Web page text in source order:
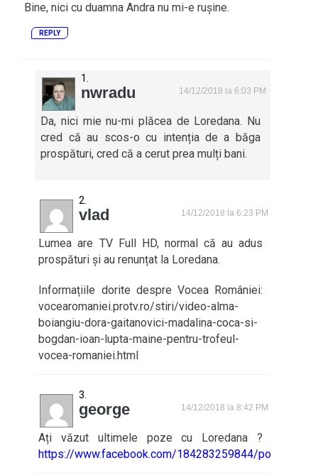
Bine, nici cu duamna Andra nu mi-e rușine.
REPLY
nwradu 14/12/2018 la 6:03 PM
Da, nici mie nu-mi plăcea de Loredana. Nu
cred că au scos-o cu intenția de a băga
prospături, cred că a cerut prea mulți bani.
vlad 14/12/2018 la 6:23 PM
Lumea are TV Full HD, normal că au adus
prospături și au renunțat la Loredana.
Informațiile dorite despre Vocea României:
vocearomaniei.protv.ro/stiri/video-alma-
boiangiu-dora-gaitanovici-madalina-coca-si-
bogdan-ioan-lupta-maine-pentru-trofeul-
vocea-romaniei.html
george 14/12/2018 la 8:42 PM
Ați văzut ultimele poze cu Loredana ?
https://www.facebook.com/184283259844/posts/